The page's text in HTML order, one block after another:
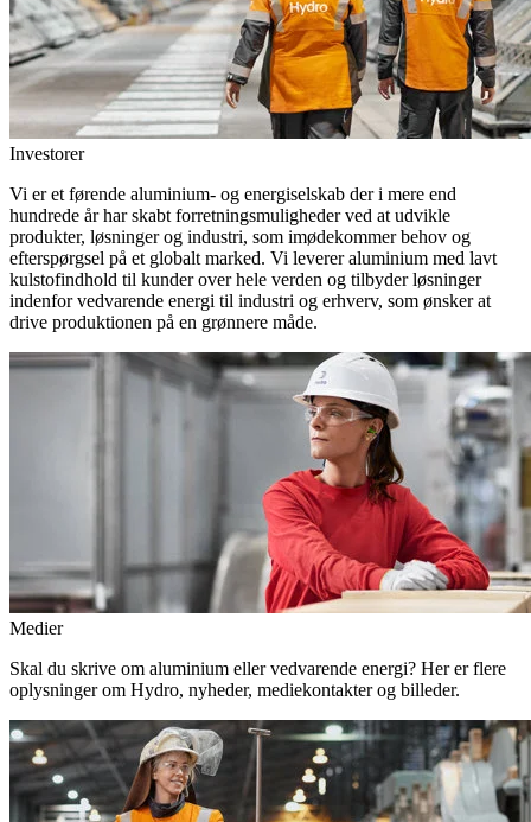
Investorer
Vi er et førende aluminium- og energiselskab der i mere end
hundrede år har skabt forretningsmuligheder ved at udvikle
produkter, løsninger og industri, som imødekommer behov og
efterspørgsel på et globalt marked. Vi leverer aluminium med lavt
kulstofindhold til kunder over hele verden og tilbyder løsninger
indenfor vedvarende energi til industri og erhverv, som ønsker at
drive produktionen på en grønnere måde.
Medier
Skal du skrive om aluminium eller vedvarende energi? Her er flere
oplysninger om Hydro, nyheder, mediekontakter og billeder.